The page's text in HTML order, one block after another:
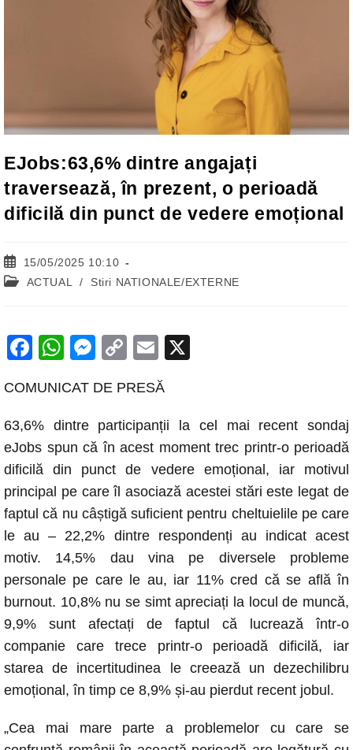
EJobs:63,6% dintre angajați
traversează, în prezent, o perioadă
dificilă din punct de vedere emoțional
Post
published:
15/05/2025 10:10
Post ACTUAL / Stiri NATIONALE/EXTERNE
F
c
e
b
o
o
k
W
at
s
A
p
p
M
ss
e
n
g
er
C
p
y
Li
n
k
E
m
ail
COMUNICAT DE PRESĂ
63,6% dintre participanții la cel mai recent sondaj
eJobs spun că în acest moment trec printr-o perioadă
dificilă din punct de vedere emoțional, iar motivul
principal pe care îl asociază acestei stări este legat de
faptul că nu câștigă suficient pentru cheltuielile pe care
le au – 22,2% dintre respondenți au indicat acest
motiv. 14,5% dau vina pe diversele probleme
personale pe care le au, iar 11% cred că se află în
burnout. 10,8% nu se simt apreciați la locul de muncă,
9,9% sunt afectați de faptul că lucrează într-o
companie care trece printr-o perioadă dificilă, iar
starea de incertitudinea le creează un dezechilibru
emoțional, în timp ce 8,9% și-au pierdut recent jobul.
„Cea mai mare parte a problemelor cu care se